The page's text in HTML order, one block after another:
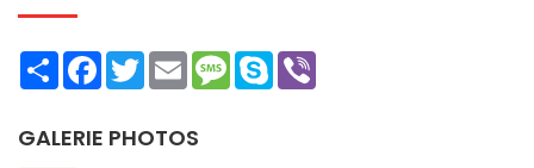
ShareFacebookTwitterEmailMessage
Skype
GALERIE PHOTOS